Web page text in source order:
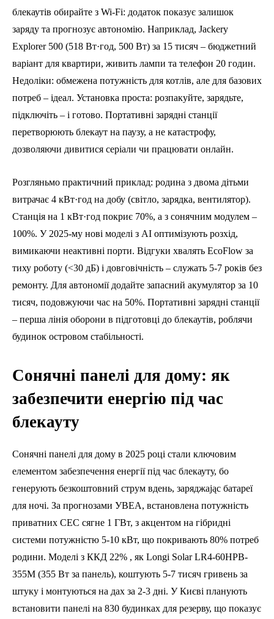
блекаутів обирайте з Wi-Fi: додаток показує залишок
заряду та прогнозує автономію. Наприклад, Jackery
Explorer 500 (518 Вт·год, 500 Вт) за 15 тисяч – бюджетний
варіант для квартири, живить лампи та телефон 20 годин.
Недоліки: обмежена потужність для котлів, але для базових
потреб – ідеал. Установка проста: розпакуйте, зарядьте,
підключіть – і готово. Портативні зарядні станції
перетворюють блекаут на паузу, а не катастрофу,
дозволяючи дивитися серіали чи працювати онлайн.
Розгляньмо практичний приклад: родина з двома дітьми
витрачає 4 кВт·год на добу (світло, зарядка, вентилятор).
Станція на 1 кВт·год покриє 70%, а з сонячним модулем –
100%. У 2025-му нові моделі з AI оптимізують розхід,
вимикаючи неактивні порти. Відгуки хвалять EcoFlow за
тиху роботу (<30 дБ) і довговічність – служать 5-7 років без
ремонту. Для автономії додайте запасний акумулятор за 10
тисяч, подовжуючи час на 50%. Портативні зарядні станції
– перша лінія оборони в підготовці до блекаутів, роблячи
будинок островом стабільності.
Сонячні панелі для дому: як
забезпечити енергію під час
блекауту
Сонячні панелі для дому в 2025 році стали ключовим
елементом забезпечення енергії під час блекауту, бо
генерують безкоштовний струм вдень, заряджając батареї
для ночі. За прогнозами УВЕА, встановлена потужність
приватних СЕС сягне 1 ГВт, з акцентом на гібридні
системи потужністю 5-10 кВт, що покривають 80% потреб
родини. Моделі з ККД 22% , як Longi Solar LR4-60HPB-
355M (355 Вт за панель), коштують 5-7 тисяч гривень за
штуку і монтуються на дах за 2-3 дні. У Києві планують
встановити панелі на 830 будинках для резерву, що показує